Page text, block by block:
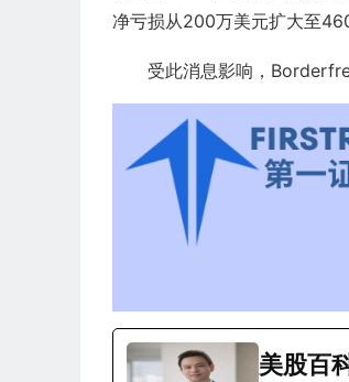
净亏损从200万美元扩大至
受此消息影响，
美股百